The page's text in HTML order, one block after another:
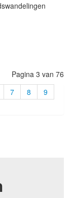
Pagina 3 van 76
7 8
9